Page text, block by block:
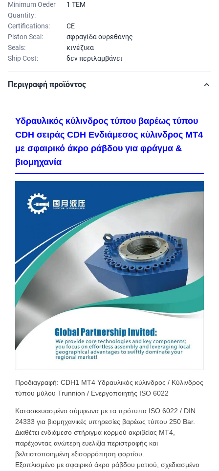
Minimum Oeder
Quantity:
1 ΤΕΜ
Certifications:
CE
Piston Seal:
σφραγίδα ουρεθάνης
Seals:
κινέζικα
Ship Cost:
δεν περιλαμβάνει
Περιγραφή προϊόντος
Υδραυλικός κύλινδρος τύπου βαρέως τύπου
CDH σειράς CDH Ενδιάμεσος κύλινδρος MT4
με σφαιρικό άκρο ράβδου για φράγμα &
βιομηχανία
Προδιαγραφή: CDH1 MT4 Υδραυλικός κύλινδρος / Κύλινδρος
τύπου μύλου Trunnion / Ενεργοποιητής ISO 6022
Κατασκευασμένο σύμφωνα με τα πρότυπα ISO 6022 / DIN
24333 για βιομηχανικές υπηρεσίες βαρέως τύπου 250 Bar.
Διαθέτει ενδιάμεσο στήριγμα κορμού ακριβείας MT4,
παρέχοντας ανώτερη ευελιξία περιστροφής και
βελτιστοποιημένη εξισορρόπηση φορτίου.
Εξοπλισμένο με σφαιρικό άκρο ράβδου ματιού, σχεδιασμένο